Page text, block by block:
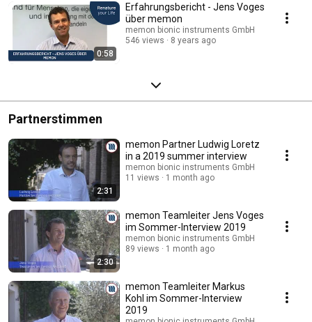
0:58
Erfahrungsbericht - Jens Voges
über memon
memon bionic instruments GmbH
546 views
8 years ago
Partnerstimmen
2:31
memon Partner Ludwig Loretz
in a 2019 summer interview
memon bionic instruments GmbH
11 views
1 month ago
2:30
memon Teamleiter Jens Voges
im Sommer-Interview 2019
memon bionic instruments GmbH
89 views
1 month ago
memon Teamleiter Markus
Kohl im Sommer-Interview
2019